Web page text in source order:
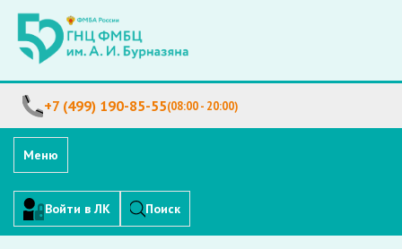
+7 (499) 190-85-55(08:00 - 20:00)
Меню
Войти в ЛК Поиск